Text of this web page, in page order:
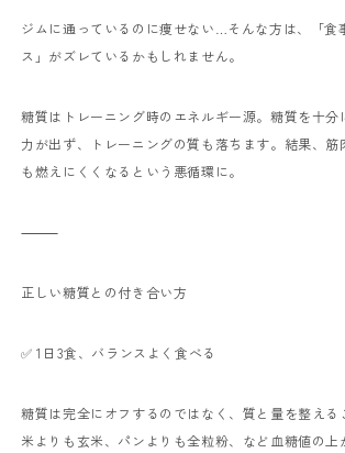
ジムに通っているのに痩せない…そんな方は、「食
ス」がズレているかもしれません。
糖質はトレーニング時のエネルギー源。糖質を十分
力が出ず、トレーニングの質も落ちます。 結果、筋
も燃えにくくなるという悪循環に。
⸻
正しい糖質との付き合い方
✅ 1日3食、バランスよく食べる
糖質は完全にオフするのではなく、質と量を整える
米よりも玄米、パンよりも全粒粉、など血糖値の上